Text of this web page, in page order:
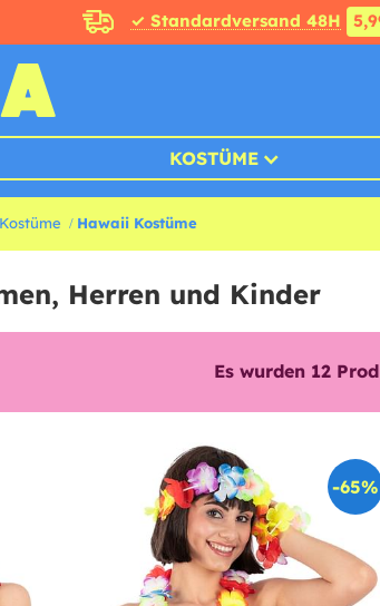
✓ Standardversand 48H
KOSTÜME
Hawaii Kostüme
Herren und Kinder
Es wurden 12
-65%